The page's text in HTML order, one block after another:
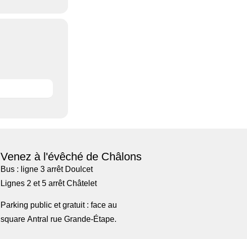
Venez à l'évêché de Châlons
Bus : ligne 3 arrêt Doulcet
Lignes 2 et 5 arrêt Châtelet
Parking public et gratuit : face au
square Antral rue Grande-Étape.